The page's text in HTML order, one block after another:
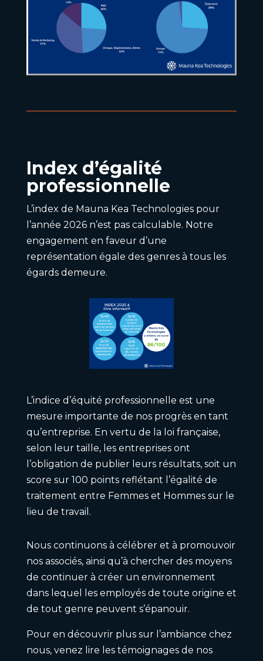
Index d’égalité
professionnelle
L’index de Mauna Kea Technologies pour
l’année 2026 n’est pas calculable. Notre
engagement en faveur d’une
représentation égale des genres à tous les
égards demeure.
L’indice d’équité professionnelle est une
mesure importante de nos progrès en tant
qu’entreprise. En vertu de la loi française,
selon leur taille, les entreprises ont
l’obligation de publier leurs résultats, soit un
score sur 100 points reflétant l’égalité de
traitement entre Femmes et Hommes sur le
lieu de travail.
Nous continuons à célébrer et à promouvoir
nos associés, ainsi qu’à chercher des moyens
de continuer à créer un environnement
dans lequel les employés de toute origine et
de tout genre peuvent s’épanouir.
Pour en découvrir plus sur l’ambiance chez
nous, venez lire les témoignages de nos